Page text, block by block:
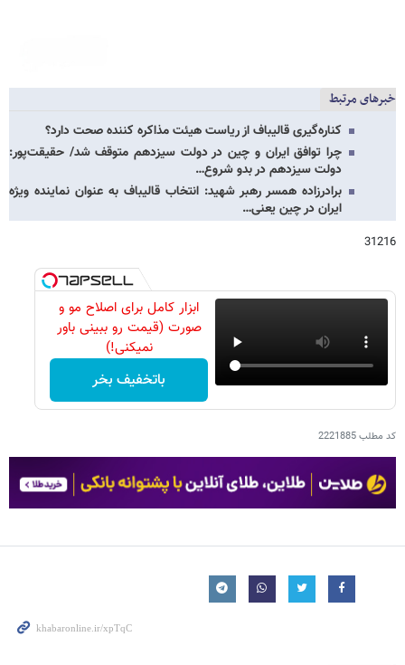
خبرهای مرتبط
کناره‌گیری قالیباف از ریاست هیئت‌ مذاکره کننده صحت دارد؟
چرا توافق ایران و چین در دولت سیزدهم متوقف شد/ حقیقت‌پور:
دولت سیزدهم در بدو شروع…
برادرزاده همسر رهبر شهید: انتخاب قالیباف به عنوان نماینده ویژه
ایران در چین یعنی…
31216
ابزار کامل برای اصلاح مو و
صورت (قیمت رو ببینی باور
نمیکنی!)
باتخفیف بخر
کد مطلب2221885